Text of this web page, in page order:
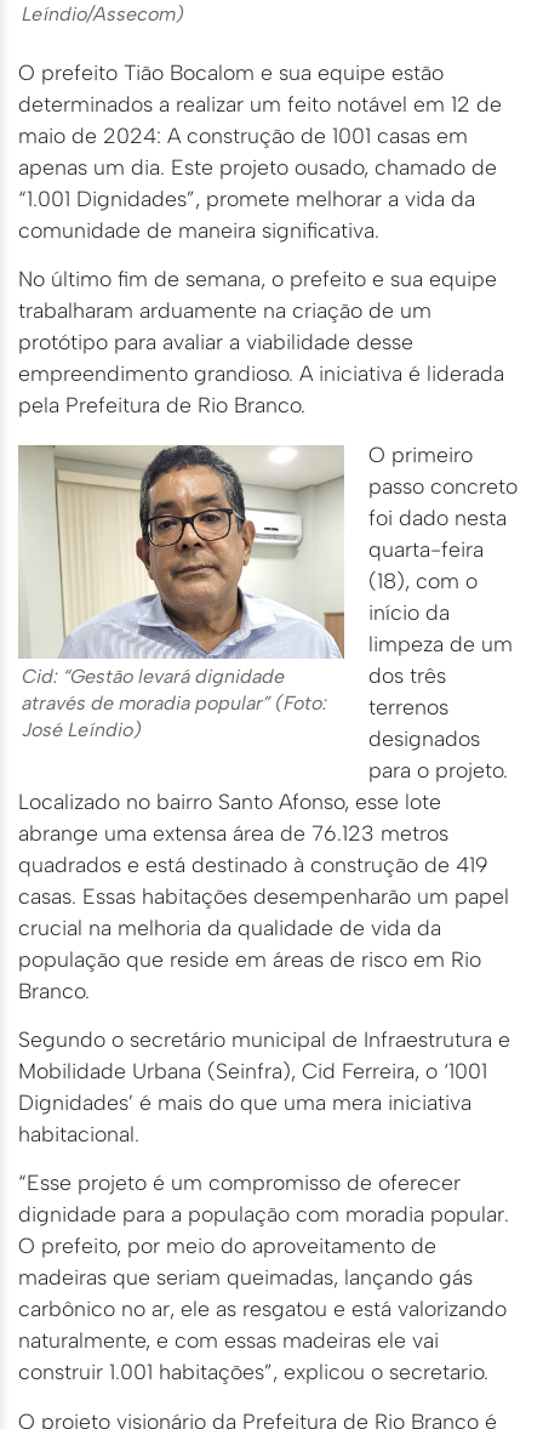
Leíndio/Assecom)
O prefeito Tião Bocalom e sua equipe estão
determinados a realizar um feito notável em 12 de
maio de 2024: A construção de 1001 casas em
apenas um dia. Este projeto ousado, chamado de
“1.001 Dignidades”, promete melhorar a vida da
comunidade de maneira significativa.
No último fim de semana, o prefeito e sua equipe
trabalharam arduamente na criação de um
protótipo para avaliar a viabilidade desse
empreendimento grandioso. A iniciativa é liderada
pela Prefeitura de Rio Branco.
Cid: “Gestão levará dignidade
através de moradia popular” (Foto:
José Leíndio)
O primeiro
passo concreto
foi dado nesta
quarta-feira
(18), com o
início da
limpeza de um
dos três
terrenos
designados
para o projeto.
Localizado no bairro Santo Afonso, esse lote
abrange uma extensa área de 76.123 metros
quadrados e está destinado à construção de 419
casas. Essas habitações desempenharão um papel
crucial na melhoria da qualidade de vida da
população que reside em áreas de risco em Rio
Branco.
Segundo o secretário municipal de Infraestrutura e
Mobilidade Urbana (Seinfra), Cid Ferreira, o ‘1001
Dignidades’ é mais do que uma mera iniciativa
habitacional.
“Esse projeto é um compromisso de oferecer
dignidade para a população com moradia popular.
O prefeito, por meio do aproveitamento de
madeiras que seriam queimadas, lançando gás
carbônico no ar, ele as resgatou e está valorizando
naturalmente, e com essas madeiras ele vai
construir 1.001 habitações”, explicou o secretario.
O projeto visionário da Prefeitura de Rio Branco é